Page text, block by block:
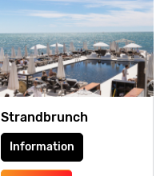
Strandbrunch
Information